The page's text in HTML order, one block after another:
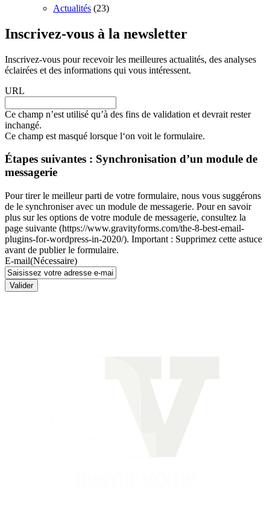
Actualités (23)
Inscrivez-vous à la newsletter
Inscrivez-vous pour recevoir les meilleures actualités, des analyses
éclairées et des informations qui vous intéressent.
URL
Ce champ n’est utilisé qu’à des fins de validation et devrait rester
inchangé.
Ce champ est masqué lorsque l‘on voit le formulaire.
Étapes suivantes : Synchronisation d’un module de
messagerie
Pour tirer le meilleur parti de votre formulaire, nous vous suggérons
de le synchroniser avec un module de messagerie. Pour en savoir
plus sur les options de votre module de messagerie, consultez la
page suivante (https://www.gravityforms.com/the-8-best-email-
plugins-for-wordpress-in-2020/). Important : Supprimez cette astuce
avant de publier le formulaire.
E-mail(Nécessaire)
Valider